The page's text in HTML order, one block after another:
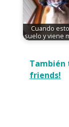
Cuando
suelo y viene
También
friends!